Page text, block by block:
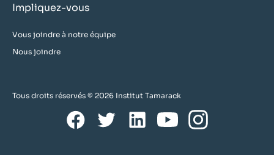
Impliquez-vous
Vous joindre à notre équipe
Nous joindre
Tous droits réservés © 2026 Institut Tamarack